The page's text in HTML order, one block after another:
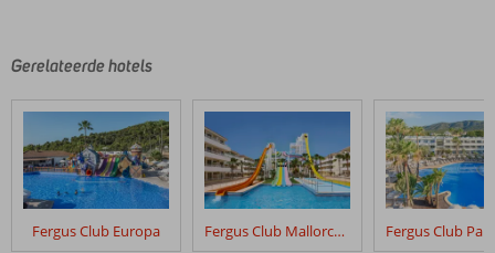
Best
Hotel
Beoordelingen
die
ouder
zijn
dan
Gerelateerde hotels
Fergus Club Europa Fergus Club Mallorca Waterpark